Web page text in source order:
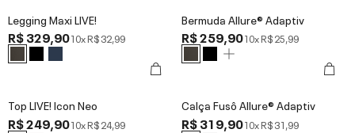
Legging Maxi LIVE!
R$ 329,9010xR$ 32,99
Bermuda Allure® Adaptiv
R$ 259,9010xR$ 25,99
Top LIVE! Icon Neo
R$ 249,9010xR$ 24,99
Calça Fusô Allure® Adaptiv
R$ 319,9010xR$ 31,99